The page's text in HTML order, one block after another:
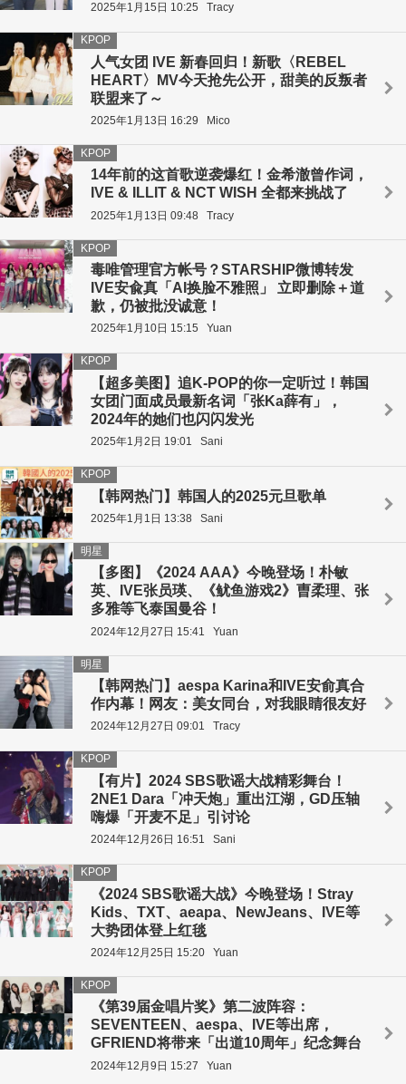
2025年1月15日 10:25 Tracy
人气女团 IVE 新春回归！新歌〈REBEL
HEART〉MV今天抢先公开，甜美的反叛者
联盟来了～
KPOP
2025年1月13日 16:29 Mico
14年前的这首歌逆袭爆红！金希澈曾作词，
IVE & ILLIT & NCT WISH 全都来挑战了
KPOP
2025年1月13日 09:48 Tracy
毒唯管理官方帐号？STARSHIP微博转发
IVE安兪真「AI换脸不雅照」 立即删除＋道
歉，仍被批没诚意！
KPOP
2025年1月10日 15:15 Yuan
【超多美图】追K-POP的你一定听过！韩国
女团门面成员最新名词「张Ka薛有」，
2024年的她们也闪闪发光
KPOP
2025年1月2日 19:01 Sani
【韩网热门】韩国人的2025元旦歌单
KPOP
2025年1月1日 13:38 Sani
【多图】《2024 AAA》今晚登场！朴敏
英、IVE张员瑛、《鱿鱼游戏2》曺柔理、张
多雅等飞泰国曼谷！
明星
2024年12月27日 15:41 Yuan
【韩网热门】aespa Karina和IVE安俞真合
作内幕！网友：美女同台，对我眼睛很友好
明星
2024年12月27日 09:01 Tracy
【有片】2024 SBS歌谣大战精彩舞台！
2NE1 Dara「冲天炮」重出江湖，GD压轴
嗨爆「开麦不足」引讨论
KPOP
2024年12月26日 16:51 Sani
《2024 SBS歌谣大战》今晚登场！Stray
Kids、TXT、aeapa、NewJeans、IVE等
大势团体登上红毯
KPOP
2024年12月25日 15:20 Yuan
《第39届金唱片奖》第二波阵容：
SEVENTEEN、aespa、IVE等出席，
GFRIEND将带来「出道10周年」纪念舞台
KPOP
2024年12月9日 15:27 Yuan